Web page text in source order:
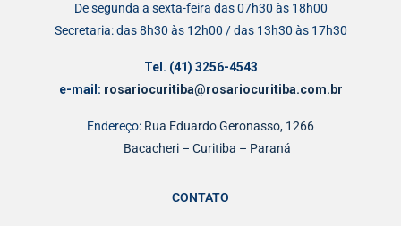
De segunda a sexta-feira das 07h30 às 18h00
Secretaria: das 8h30 às 12h00 / das 13h30 às 17h30
Tel. (41) 3256-4543
e-mail: rosariocuritiba@rosariocuritiba.com.br
Endereço: Rua Eduardo Geronasso, 1266
Bacacheri – Curitiba – Paraná
CONTATO